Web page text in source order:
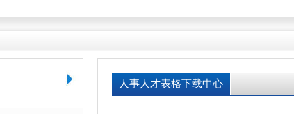
登录
注册
人事人才表格下载中心